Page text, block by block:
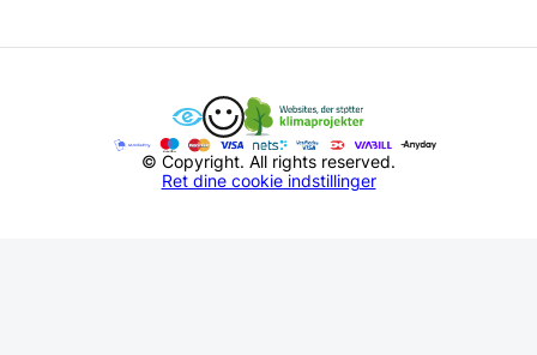
© Copyright. All rights reserved.
Ret dine cookie indstillinger